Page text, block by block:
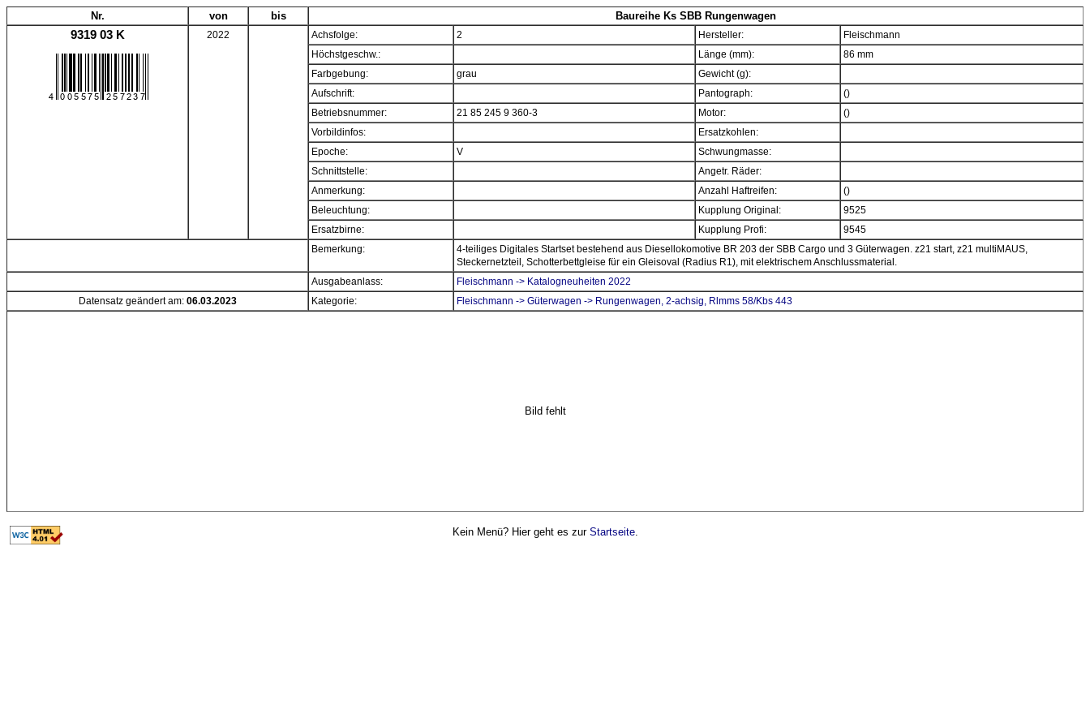
Nr. von bis Baureihe Ks SBB Rungenwagen
9319 03 K 2022 Achsfolge: 2 Hersteller:
Fleischmann
Höchstgeschw.:
Länge (mm):
86 mm
Farbgebung:
grau
Gewicht (g):
Aufschrift:
Pantograph:
()
Betriebsnummer:
21 85 245 9 360-3 Motor:
()
Vorbildinfos:
Ersatzkohlen:
Epoche:
V
Schwungmasse:
Schnittstelle:
Angetr. Räder:
Anmerkung:
Anzahl Haftreifen:
()
Beleuchtung:
Kupplung Original:
9525
Ersatzbirne:
Kupplung Profi:
9545
Bemerkung:
4-teiliges Digitales Startset bestehend aus Diesellokomotive BR 203 der SBB Cargo und 3 Güterwagen. z21 start, z21 multiMAUS,
Steckernetzteil, Schotterbettgleise für ein Gleisoval (Radius R1), mit elektrischem Anschlussmaterial.
Ausgabeanlass:
Fleischmann -> Katalogneuheiten 2022
Datensatz geändert am: 06.03.2023 Kategorie: Fleischmann -> Güterwagen -> Rungenwagen, 2-achsig, Rlmms 58/Kbs 443
Bild fehlt
Kein Menü? Hier geht es zur Startseite.